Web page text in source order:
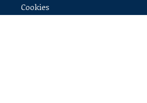
Cookies